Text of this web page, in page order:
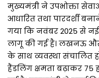
मुख्यमंत्री ने उपभोक्ता
आधारित तथा पारदर्शी
गया कि नवंबर 2025 से
लागू की गई है। लखनऊ और
के साथ व्यवस्था संचालित
हैंडलिंग क्षमता बढ़ाकर 75